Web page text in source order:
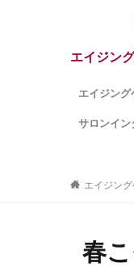
エイジン
エイジング
サロンイン
エイジン
春